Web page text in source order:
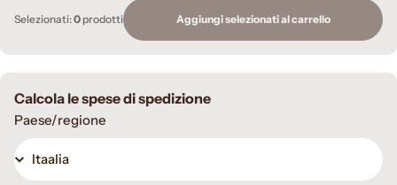
Selezionati:0 prodotti Aggiungi selezionati al carrello
Calcola le spese di spedizione
Paese/regione